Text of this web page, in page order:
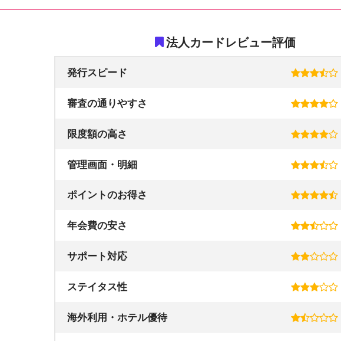
法人カードレビュー評価
発行スピード
審査の通りやすさ
限度額の高さ
管理画面・明細
ポイントのお得さ
年会費の安さ
サポート対応
ステイタス性
海外利用・ホテル優待